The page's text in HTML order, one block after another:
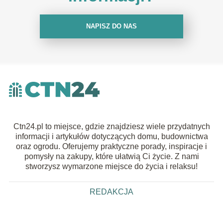
NAPISZ DO NAS
Ctn24.pl to miejsce, gdzie znajdziesz wiele przydatnych
informacji i artykułów dotyczących domu, budownictwa
oraz ogrodu. Oferujemy praktyczne porady, inspiracje i
pomysły na zakupy, które ułatwią Ci życie. Z nami
stworzysz wymarzone miejsce do życia i relaksu!
REDAKCJA